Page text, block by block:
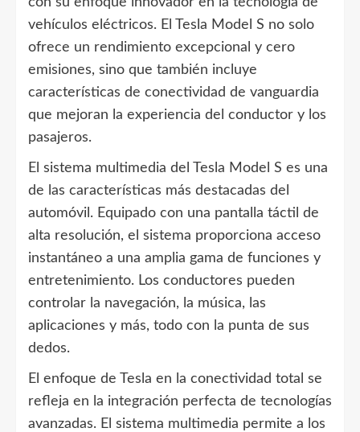
vehículos eléctricos. El Tesla Model S no solo
ofrece un rendimiento excepcional y cero
emisiones, sino que también incluye
características de conectividad de vanguardia
que mejoran la experiencia del conductor y los
pasajeros.
El sistema multimedia del Tesla Model S es una
de las características más destacadas del
automóvil. Equipado con una pantalla táctil de
alta resolución, el sistema proporciona acceso
instantáneo a una amplia gama de funciones y
entretenimiento. Los conductores pueden
controlar la navegación, la música, las
aplicaciones y más, todo con la punta de sus
dedos.
El enfoque de Tesla en la conectividad total se
refleja en la integración perfecta de tecnologías
avanzadas. El sistema multimedia permite a los